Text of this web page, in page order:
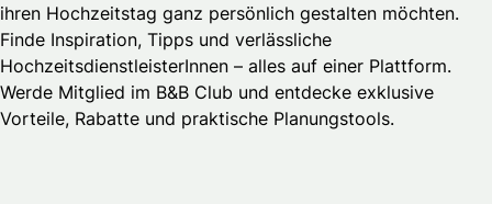
ihren Hochzeitstag ganz persönlich gestalten möchten.
Finde Inspiration, Tipps und verlässliche
HochzeitsdienstleisterInnen – alles auf einer Plattform.
Werde Mitglied im B&B Club und entdecke exklusive
Vorteile, Rabatte und praktische Planungstools.